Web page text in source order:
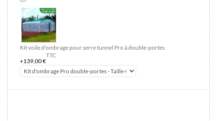
Kit voile d'ombrage pour serre tunnel Pro à double-portes
+139,00 €
TTC